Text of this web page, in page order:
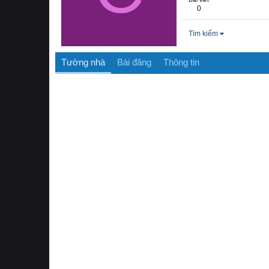
0
Tìm kiếm
Tường nhà Bài đăng Thông tin